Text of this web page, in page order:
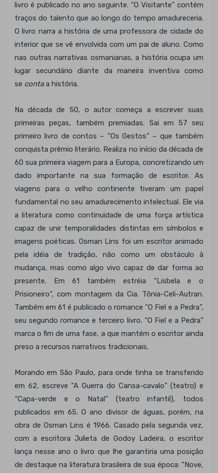
livro é publicado no ano seguinte. “O Visitante” contém
traços do talento que ao longo do tempo amadureceria.
O livro narra a história de uma professora de cidade do
interior que se vê envolvida com um pai de aluno. Como
nas outras narrativas osmanianas, a história ocupa um
lugar secundário diante da maneira inventiva como
se contaa história.
Na década de 50, o autor começa a escrever suas
primeiras peças, também premiadas. Sai em 57 seu
primeiro livro de contos – “Os Gestos” – que também
conquista prêmio literário. Realiza no início da década de
60 sua primeira viagem para a Europa, concretizando um
dado importante na sua formação de escritor. As
viagens para o velho continente tiveram um papel
fundamental no seu amadurecimento intelectual. Ele via
a literatura como continuidade de uma força artística
capaz de unir temporalidades distintas em símbolos e
imagens poéticas. Osman Lins foi um escritor animado
pela idéia de tradição, não como um obstáculo à
mudança, mas como algo vivo capaz de dar forma ao
presente. Em 61 também estréia “Lisbela e o
Prisioneiro”, com montagem da Cia. Tônia-Celi-Autran.
Também em 61 é publicado o romance “O Fiel e a Pedra”,
seu segundo romance e terceiro livro. “O Fiel e a Pedra”
marca o fim de uma fase, a que mantém o escritor ainda
preso a recursos narrativos tradicionais.
Morando em São Paulo, para onde tinha se transferido
em 62, escreve “A Guerra do Cansa-cavalo” (teatro) e
“Capa-verde e o Natal” (teatro infantil), todos
publicados em 65. O ano divisor de águas, porém, na
obra de Osman Lins é 1966. Casado pela segunda vez,
com a escritora Julieta de Godoy Ladeira, o escritor
lança nesse ano o livro que lhe garantiria uma posição
de destaque na literatura brasileira de sua época: “Nove,